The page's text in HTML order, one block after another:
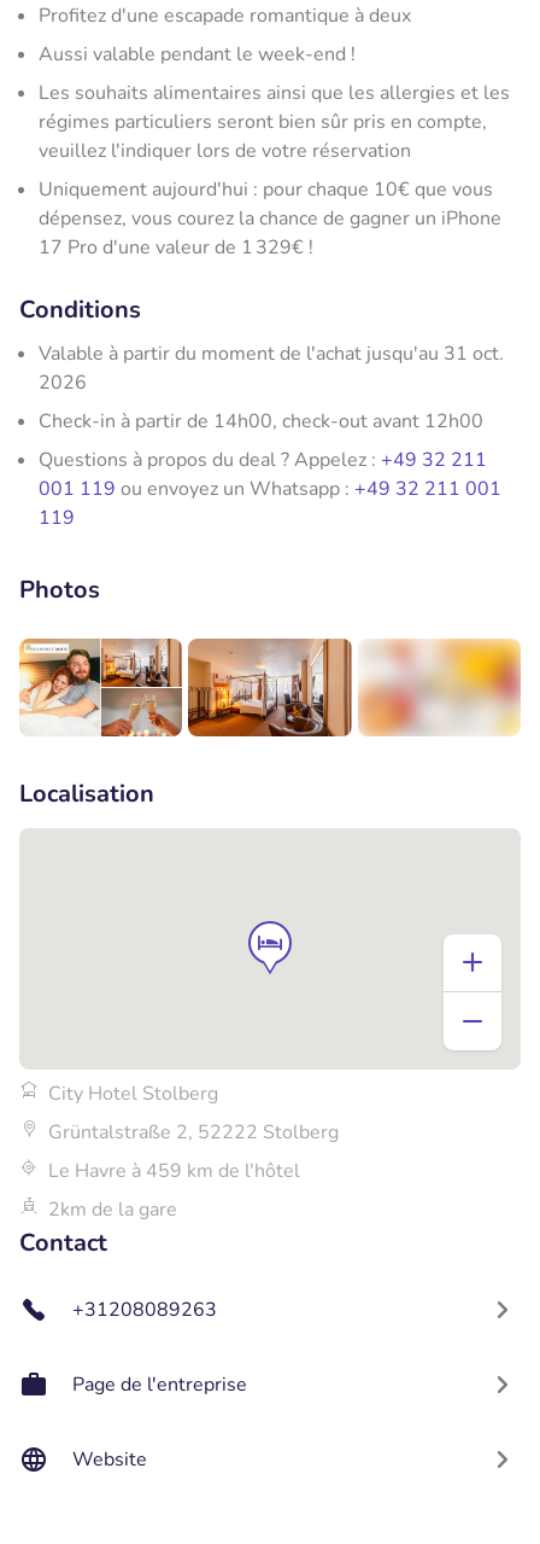
Profitez d'une escapade romantique à deux
Aussi valable pendant le week-end !
Les souhaits alimentaires ainsi que les allergies et les
régimes particuliers seront bien sûr pris en compte,
veuillez l'indiquer lors de votre réservation
Uniquement aujourd'hui : pour chaque 10€ que vous
dépensez, vous courez la chance de gagner un iPhone
17 Pro d'une valeur de 1 329€ !
Conditions
Valable à partir du moment de l'achat jusqu'au 31 oct.
2026
Check-in à partir de 14h00, check-out avant 12h00
Questions à propos du deal ? Appelez : +49 32 211
001 119 ou envoyez un Whatsapp : +49 32 211 001
119
Photos
Localisation
City Hotel Stolberg
Grüntalstraße 2, 52222 Stolberg
Le Havre à 459 km de l'hôtel
2km de la gare
Contact
+31208089263
Page de l'entreprise
Website